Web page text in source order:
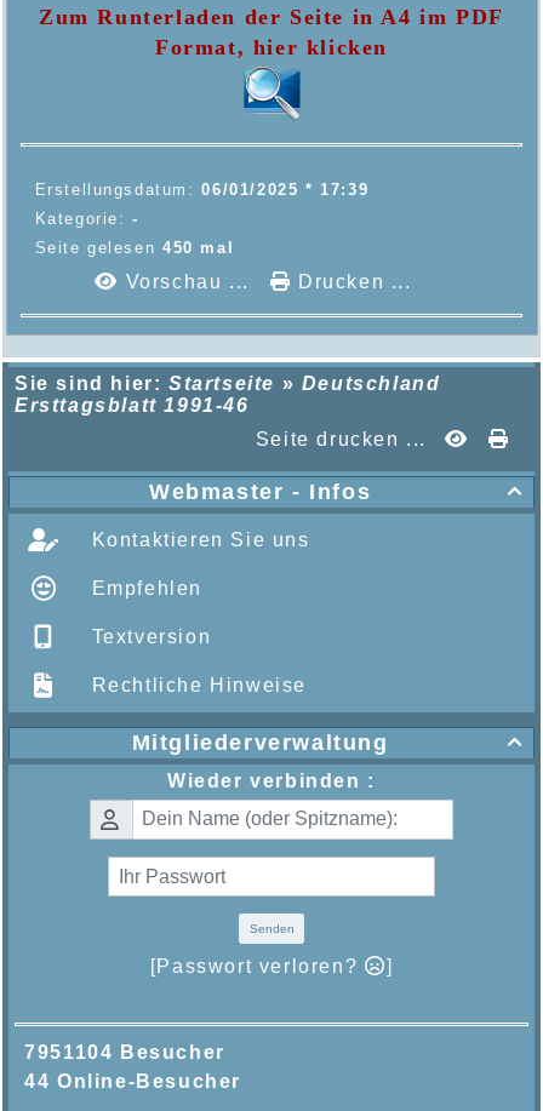
Zum Runterladen der Seite in A4 im PDF
Format, hier klicken
Erstellungsdatum:06/01/2025 * 17:39
Kategorie:-
Seite gelesen 450 mal
Vorschau ... Drucken ...
Sie sind hier: Startseite » Deutschland
Ersttagsblatt 1991-46
Seite drucken ...

Webmaster - Infos
Kontaktieren Sie uns
Empfehlen
Textversion
Rechtliche Hinweise

Mitgliederverwaltung
Wieder verbinden :
Senden
[Passwort verloren? ]
7951104 Besucher
44 Online-Besucher